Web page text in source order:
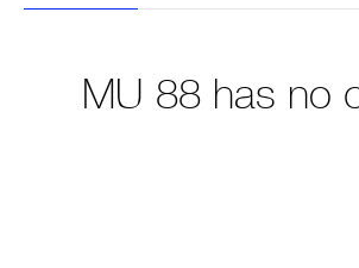
MU 88 has no